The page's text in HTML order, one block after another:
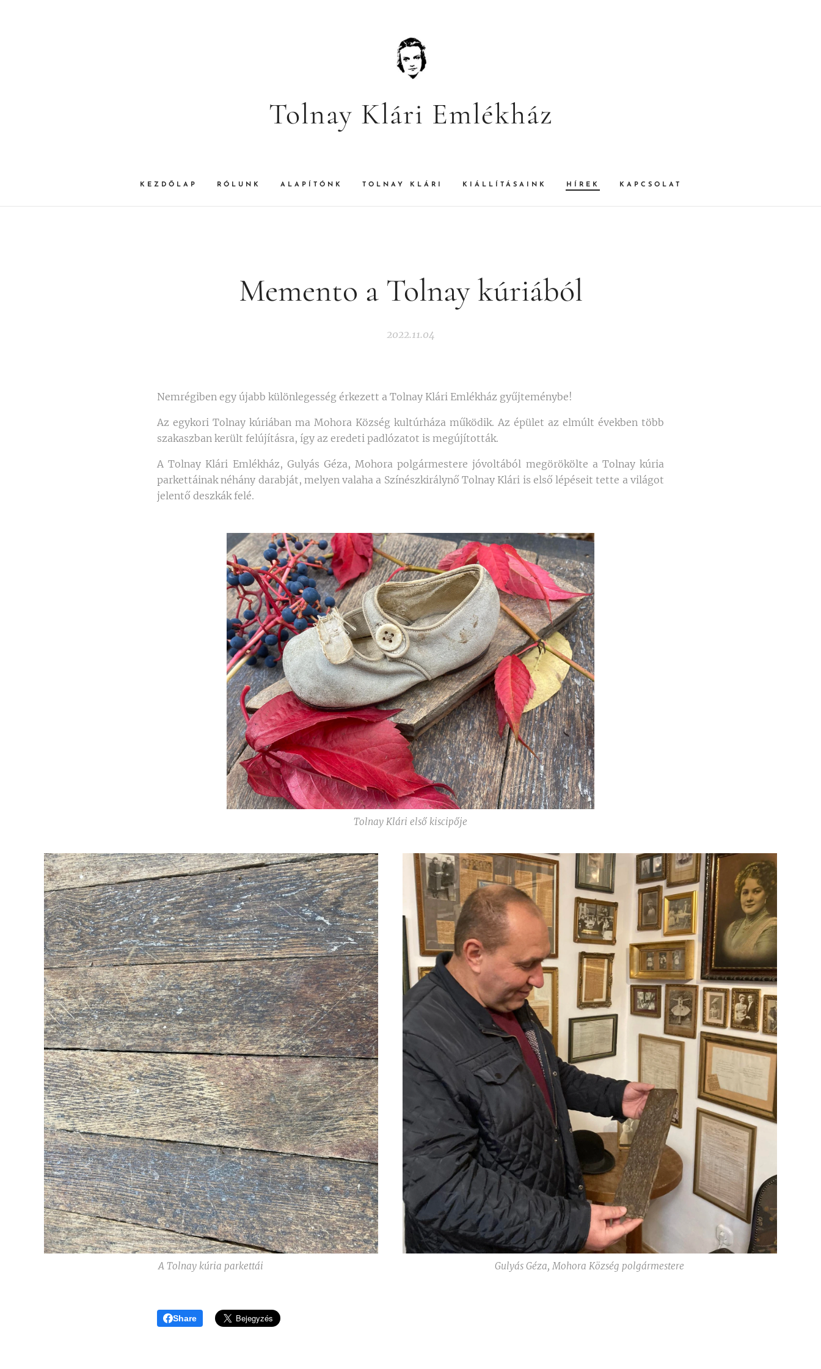
Tolnay Klári Emlékház
KEZDŐLAP RÓLUNK ALAPÍTÓNK TOLNAY KLÁRI KIÁLLÍTÁSAINK HÍREK KAPCSOLAT
Memento a Tolnay kúriából
2022.11.04
Nemrégiben egy újabb különlegesség érkezett a Tolnay Klári Emlékház gyűjteménybe!
Az egykori Tolnay kúriában ma Mohora Község kultúrháza működik. Az épület az elmúlt években több
szakaszban került felújításra, így az eredeti padlózatot is megújították.
A Tolnay Klári Emlékház, Gulyás Géza, Mohora polgármestere jóvoltából megörökölte a Tolnay kúria
parkettáinak néhány darabját, melyen valaha a Színészkirálynő Tolnay Klári is első lépéseit tette a világot
jelentő deszkák felé.
Tolnay Klári első kiscipője
A Tolnay kúria parkettái Gulyás Géza, Mohora Község polgármestere
Share